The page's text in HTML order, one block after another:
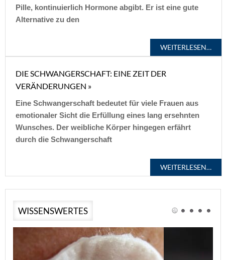
Pille, kontinuierlich Hormone abgibt. Er ist eine gute
Alternative zu den
WEITERLESEN…
DIE SCHWANGERSCHAFT: EINE ZEIT DER
VERÄNDERUNGEN »
Eine Schwangerschaft bedeutet für viele Frauen aus
emotionaler Sicht die Erfüllung eines lang ersehnten
Wunsches. Der weibliche Körper hingegen erfährt
durch die Schwangerschaft
WEITERLESEN…
WISSENSWERTES